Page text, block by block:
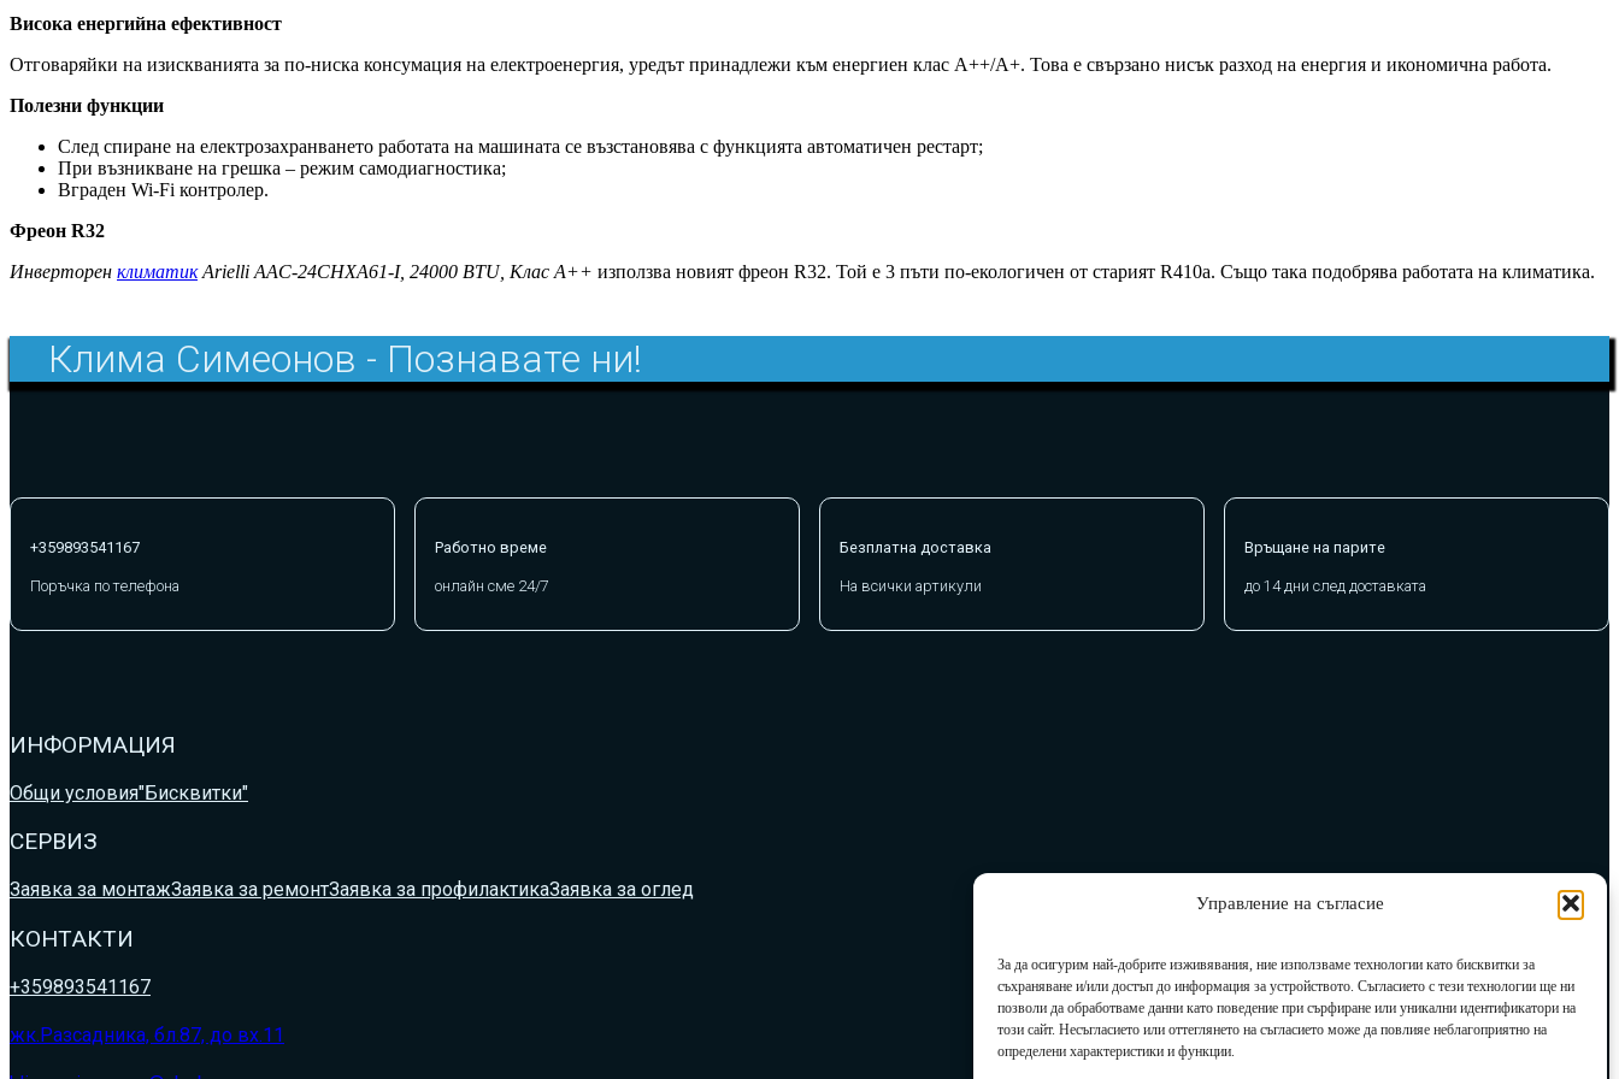
Управление на съгласие
За да осигурим най-добрите изживявания, ние използваме технологии като бисквитки за
съхраняване и/или достъп до информация за устройството. Съгласието с тези технологии ще ни
позволи да обработваме данни като поведение при сърфиране или уникални идентификатори на
този сайт. Несъгласието или оттеглянето на съгласието може да повлияе неблагоприятно на
определени характеристики и функции.
Висока енергийна ефективност
Отговаряйки на изискванията за по-ниска консумация на електроенергия, уредът принадлежи към енергиен клас А++/А+. Това е свързано нисък разход на енергия и икономична работа.
Полезни функции
След спиране на електрозахранването работата на машината се възстановява с функцията автоматичен рестарт;
При възникване на грешка – режим самодиагностика;
Вграден Wi-Fi контролер.
Фреон R32
Инверторен климатикArielli AAC-24CHXA61-I, 24000 BTU, Клас A++ използва новият фреон R32. Той е 3 пъти по-екологичен от старият R410a. Също така подобрява работата на климатика.
Клима Симеонов - Познавате ни!
+359893541167
Поръчка по телефона
Работно време
онлайн сме 24/7
Безплатна доставка
На всички артикули
Връщане на парите
до 14 дни след доставката
ИНФОРМАЦИЯ
Общи условия"Бисквитки"
СЕРВИЗ
Заявка за монтажЗаявка за ремонтЗаявка за профилактикаЗаявка за оглед
КОНТАКТИ
+359893541167
жк.Разсадника, бл.87, до вх.11